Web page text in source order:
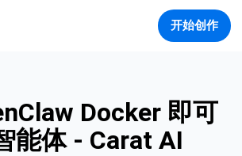
开始创作
Docker 即可
能体 - Carat AI